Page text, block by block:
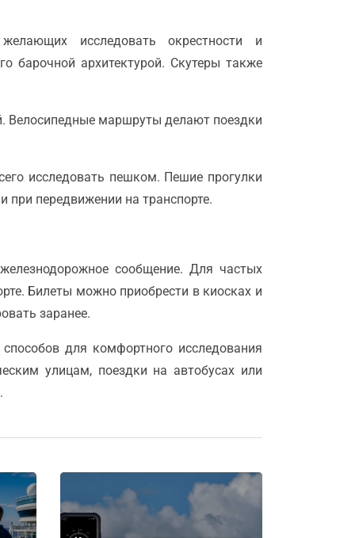
исследовать окрестности и
барочной архитектурой. Скутеры также
Велосипедные маршруты делают поездки
исследовать пешком. Пешие прогулки
при передвижении на транспорте.
сообщение. Для частых
Билеты можно приобрести в киосках и
заранее.
для комфортного исследования
улицам, поездки на автобусах или